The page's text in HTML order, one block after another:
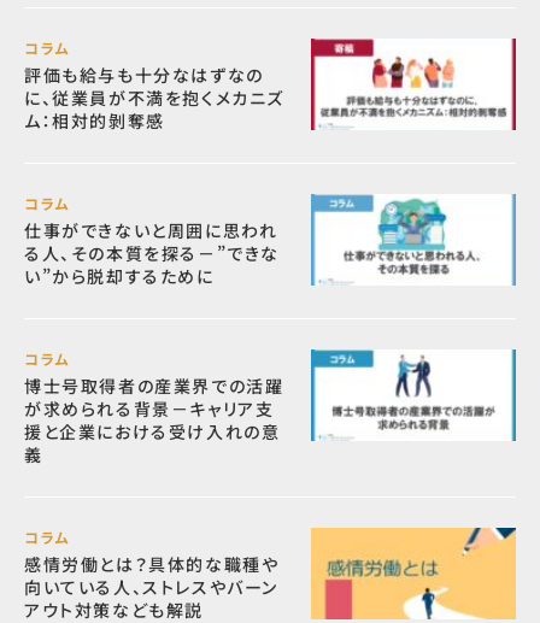
コラム
評価も給与も十分なはずなの
に、従業員が不満を抱くメカニズ
ム：相対的剝奪感
コラム
仕事ができないと周囲に思われ
る人、その本質を探る－”できな
い”から脱却するために
コラム
博士号取得者の産業界での活躍
が求められる背景－キャリア支
援と企業における受け入れの意
義
コラム
感情労働とは？具体的な職種や
向いている人、ストレスやバーン
アウト対策なども解説